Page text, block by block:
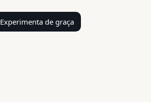
Experimenta de graça